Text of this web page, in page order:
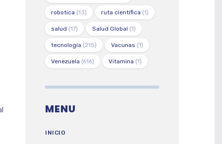
robotica (13) ruta científica (1)
salud (17) Salud Global (1)
tecnología (215) Vacunas (1)
Venezuela (616) Vitamina (1)
MENU
INICIO